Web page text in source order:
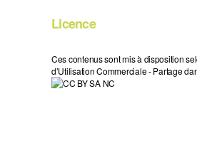
Licence
Ces contenus sont mis à disposition
d’Utilisation Commerciale - Partage